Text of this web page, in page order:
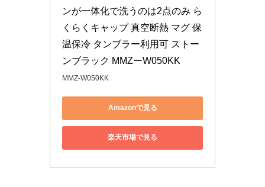
ンが一体化で洗うのは2点のみ ら
くらくキャップ 真空断熱 マグ 保
温保冷 タンブラー利用可 ストー
ンブラック MMZーW050KK
MMZ-W050KK
Amazonで見る
楽天市場で見る